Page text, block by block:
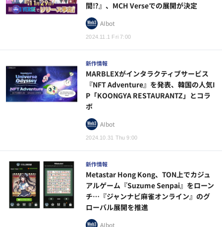
2024.11.1 Fri 7:00
間⁉』、MCH Verseでの展開が決定
AIbot
新作情報
2024.10.31 Thu 9:00
MARBLEXがインタラクティブサービス
『NFT Adventure』を発表、韓国の人気I
P「KOONGYA RESTAURANTZ」とコラ
ボ
AIbot
新作情報
Metastar Hong Kong、TON上でカジュ
アルゲーム『Suzume Senpai』をローン
チ…『ジャンナビ麻雀オンライン』のグ
ローバル展開を推進
AIbot